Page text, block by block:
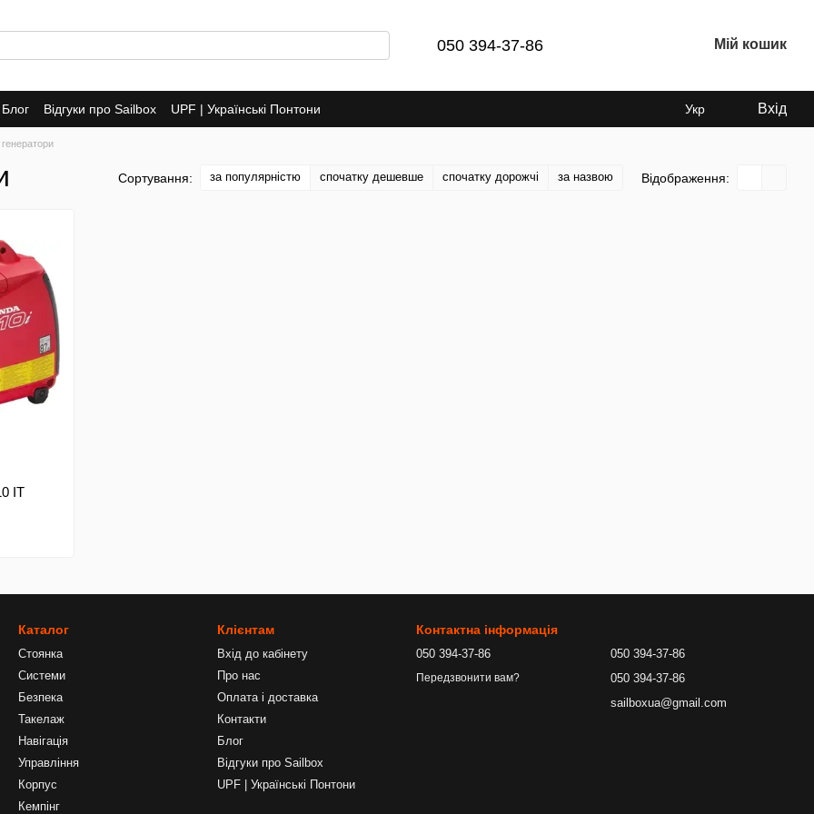
050 394-37-86 Мій кошик
Блог Відгуки про Sailbox UPF | Українські Понтони Укр Вхід
Сортування: за популярністю спочатку дешевше спочатку дорожчі за назвою Відображення:
IT
Каталог
Стоянка
Системи
Безпека
Такелаж
Навігація
Управління
Корпус
Кемпінг
Клієнтам
Вхід до кабінету
Про нас
Оплата і доставка
Контакти
Блог
Відгуки про Sailbox
UPF | Українські Понтони
Контактна інформація
050 394-37-86
Передзвонити вам?
050 394-37-86
050 394-37-86
sailboxua@gmail.com